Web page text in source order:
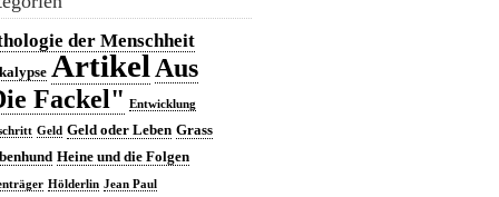
der Menschheit
Artikel Aus
Fackel" Entwicklung
Geld Geld oder Leben Grass
Heine und die Folgen
Hölderlin Jean Paul